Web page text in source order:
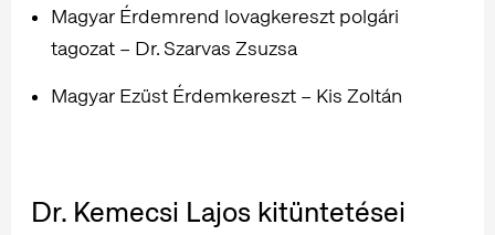
Magyar Érdemrend lovagkereszt polgári
tagozat – Dr. Szarvas Zsuzsa
Magyar Ezüst Érdemkereszt – Kis Zoltán
Dr. Kemecsi Lajos kitüntetései